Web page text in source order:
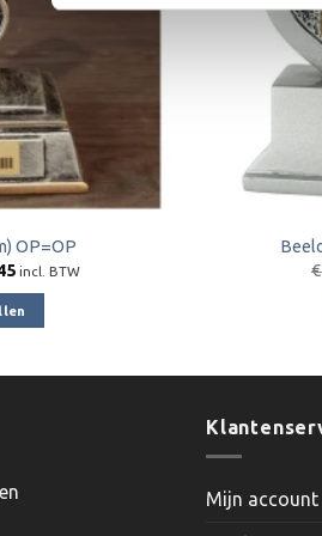
OP=OP
Huidige
€10.45.
incl. BTW
€
Mijn account